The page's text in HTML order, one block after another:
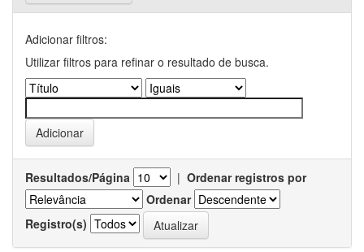
Adicionar filtros:
Utilizar filtros para refinar o resultado de busca.
Resultados/Página | Ordenar registros por
Ordenar
Registro(s)